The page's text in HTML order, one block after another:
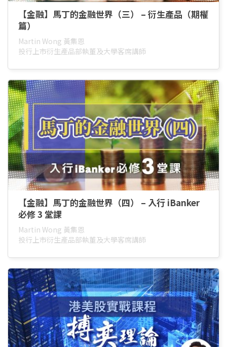
【金融】馬丁的金融世界（三） – 衍生產品（期權
篇）
Martin Wong 黃集恩
投行上市衍生產品部執董及大學客席講師
【金融】馬丁的金融世界（四） – 入行 iBanker
必修 3 堂課
Martin Wong 黃集恩
投行上市衍生產品部執董及大學客席講師